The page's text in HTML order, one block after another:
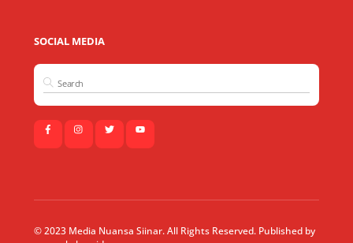
SOCIAL MEDIA
© 2023 Media Nuansa Siinar. All Rights Reserved. Published by